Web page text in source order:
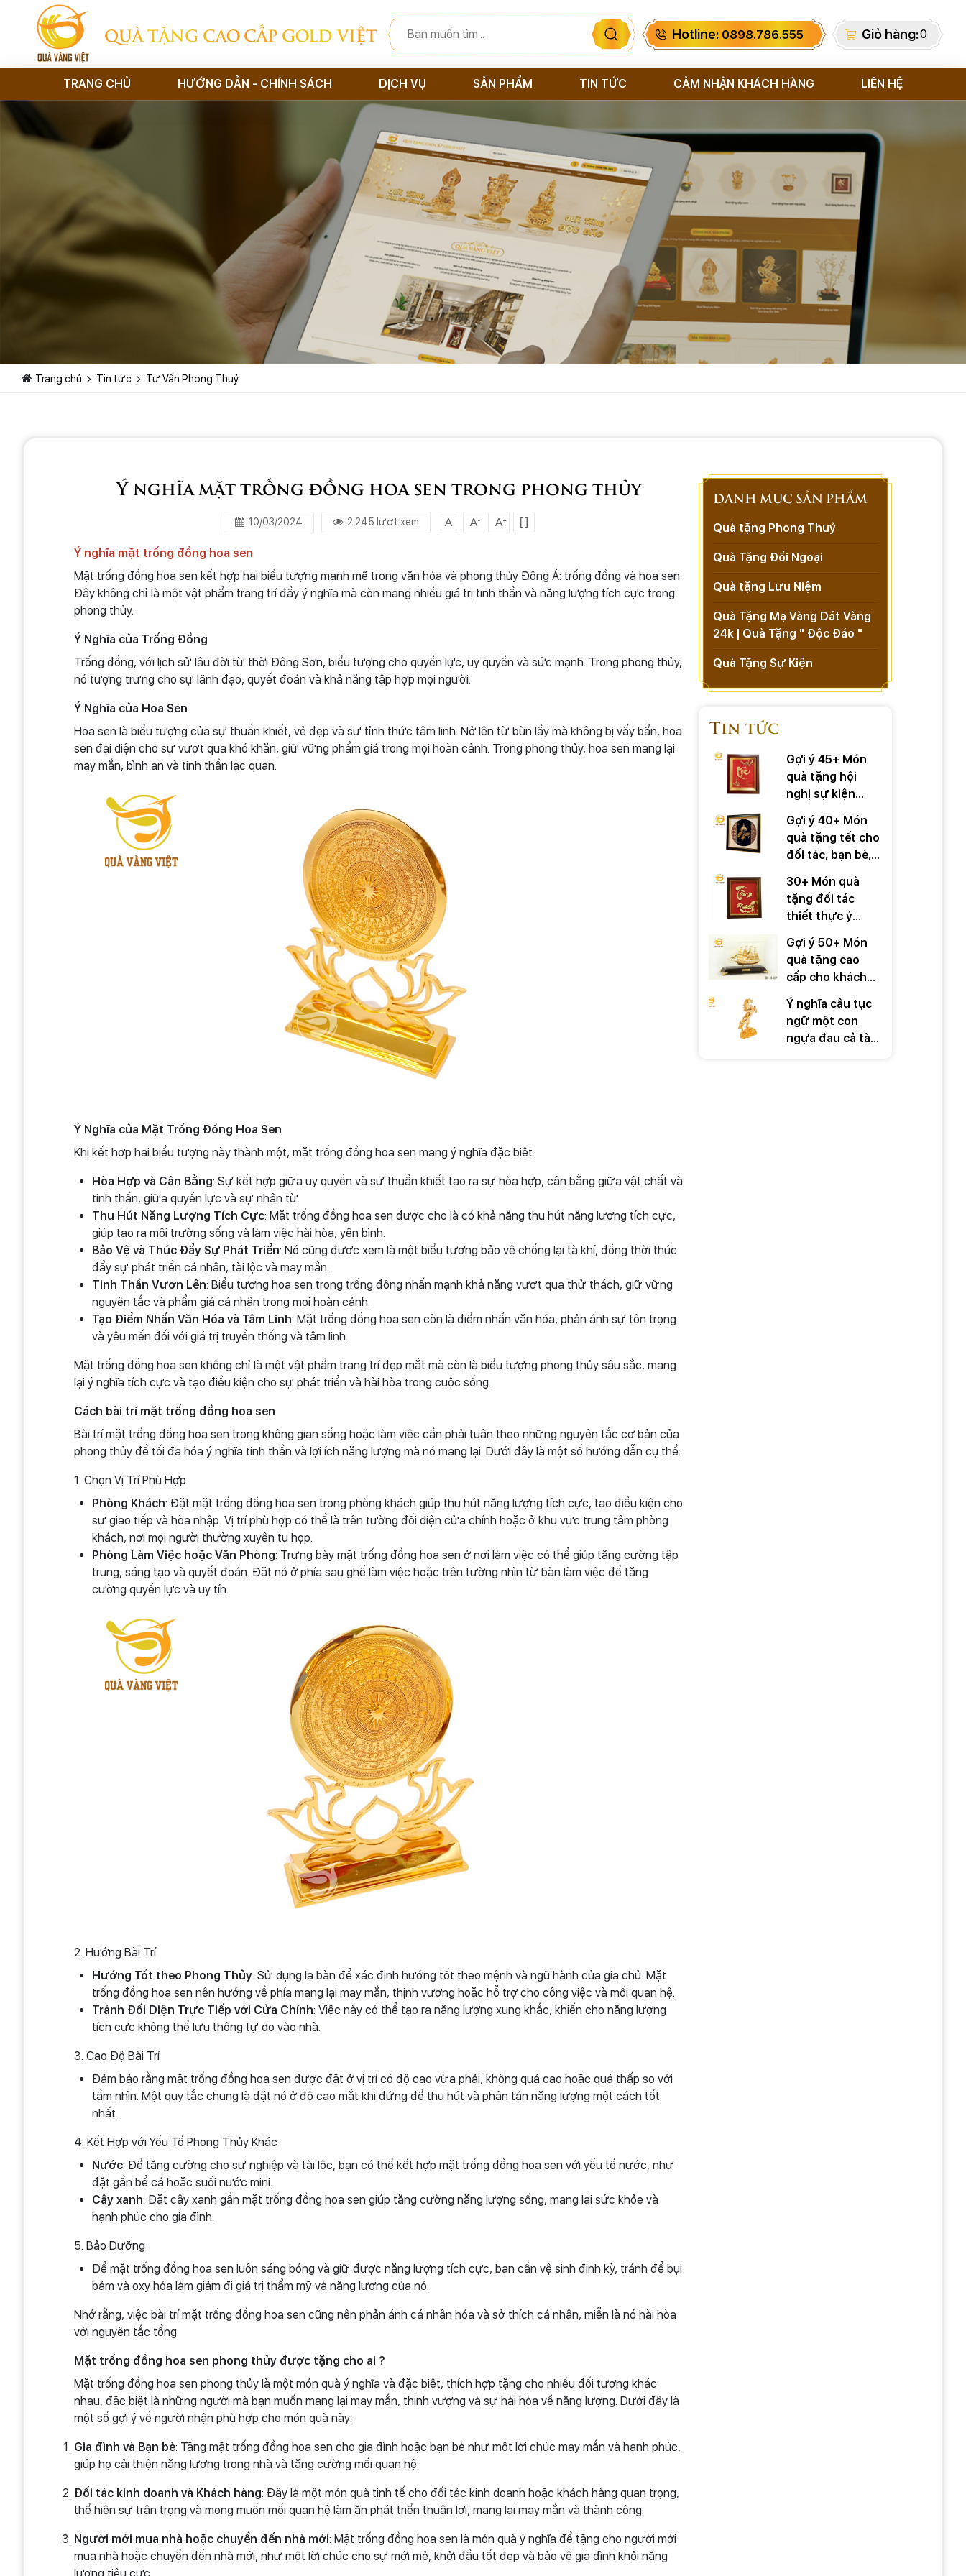
QUÀ TẶNG CAO CẤP GOLD VIỆT Hotline: 0898.786.555 Giỏ hàng:0
TRANG CHỦ HƯỚNG DẪN - CHÍNH SÁCH DỊCH VỤ SẢN PHẨM TIN TỨC CẢM NHẬN KHÁCH HÀNG LIÊN HỆ
Trang chủ Tin tức Tư Vấn Phong Thuỷ
Ý nghĩa mặt trống đồng hoa sen trong phong thủy
10/03/2024 2.245 lượt xem
Ý nghĩa mặt trống đồng hoa sen
Mặt trống đồng hoa sen kết hợp hai biểu tượng mạnh mẽ trong văn hóa và phong thủy Đông Á: trống đồng và hoa sen.
Đây không chỉ là một vật phẩm trang trí đầy ý nghĩa mà còn mang nhiều giá trị tinh thần và năng lượng tích cực trong
phong thủy.
Ý Nghĩa của Trống Đồng
Trống đồng, với lịch sử lâu đời từ thời Đông Sơn, biểu tượng cho quyền lực, uy quyền và sức mạnh. Trong phong thủy,
nó tượng trưng cho sự lãnh đạo, quyết đoán và khả năng tập hợp mọi người.
Ý Nghĩa của Hoa Sen
Hoa sen là biểu tượng của sự thuần khiết, vẻ đẹp và sự tỉnh thức tâm linh. Nở lên từ bùn lầy mà không bị vấy bẩn, hoa
sen đại diện cho sự vượt qua khó khăn, giữ vững phẩm giá trong mọi hoàn cảnh. Trong phong thủy, hoa sen mang lại
may mắn, bình an và tinh thần lạc quan.
Ý Nghĩa của Mặt Trống Đồng Hoa Sen
Khi kết hợp hai biểu tượng này thành một, mặt trống đồng hoa sen mang ý nghĩa đặc biệt:
Hòa Hợp và Cân Bằng: Sự kết hợp giữa uy quyền và sự thuần khiết tạo ra sự hòa hợp, cân bằng giữa vật chất và
tinh thần, giữa quyền lực và sự nhân từ.
Thu Hút Năng Lượng Tích Cực: Mặt trống đồng hoa sen được cho là có khả năng thu hút năng lượng tích cực,
giúp tạo ra môi trường sống và làm việc hài hòa, yên bình.
Bảo Vệ và Thúc Đẩy Sự Phát Triển: Nó cũng được xem là một biểu tượng bảo vệ chống lại tà khí, đồng thời thúc
đẩy sự phát triển cá nhân, tài lộc và may mắn.
Tinh Thần Vươn Lên: Biểu tượng hoa sen trong trống đồng nhấn mạnh khả năng vượt qua thử thách, giữ vững
nguyên tắc và phẩm giá cá nhân trong mọi hoàn cảnh.
Tạo Điểm Nhấn Văn Hóa và Tâm Linh: Mặt trống đồng hoa sen còn là điểm nhấn văn hóa, phản ánh sự tôn trọng
và yêu mến đối với giá trị truyền thống và tâm linh.
Mặt trống đồng hoa sen không chỉ là một vật phẩm trang trí đẹp mắt mà còn là biểu tượng phong thủy sâu sắc, mang
lại ý nghĩa tích cực và tạo điều kiện cho sự phát triển và hài hòa trong cuộc sống.
Cách bài trí mặt trống đồng hoa sen
Bài trí mặt trống đồng hoa sen trong không gian sống hoặc làm việc cần phải tuân theo những nguyên tắc cơ bản của
phong thủy để tối đa hóa ý nghĩa tinh thần và lợi ích năng lượng mà nó mang lại. Dưới đây là một số hướng dẫn cụ thể:
1. Chọn Vị Trí Phù Hợp
Phòng Khách: Đặt mặt trống đồng hoa sen trong phòng khách giúp thu hút năng lượng tích cực, tạo điều kiện cho
sự giao tiếp và hòa nhập. Vị trí phù hợp có thể là trên tường đối diện cửa chính hoặc ở khu vực trung tâm phòng
khách, nơi mọi người thường xuyên tụ họp.
Phòng Làm Việc hoặc Văn Phòng: Trưng bày mặt trống đồng hoa sen ở nơi làm việc có thể giúp tăng cường tập
trung, sáng tạo và quyết đoán. Đặt nó ở phía sau ghế làm việc hoặc trên tường nhìn từ bàn làm việc để tăng
cường quyền lực và uy tín.
2. Hướng Bài Trí
Hướng Tốt theo Phong Thủy: Sử dụng la bàn để xác định hướng tốt theo mệnh và ngũ hành của gia chủ. Mặt
trống đồng hoa sen nên hướng về phía mang lại may mắn, thịnh vượng hoặc hỗ trợ cho công việc và mối quan hệ.
Tránh Đối Diện Trực Tiếp với Cửa Chính: Việc này có thể tạo ra năng lượng xung khắc, khiến cho năng lượng
tích cực không thể lưu thông tự do vào nhà.
3. Cao Độ Bài Trí
Đảm bảo rằng mặt trống đồng hoa sen được đặt ở vị trí có độ cao vừa phải, không quá cao hoặc quá thấp so với
tầm nhìn. Một quy tắc chung là đặt nó ở độ cao mắt khi đứng để thu hút và phân tán năng lượng một cách tốt
nhất.
4. Kết Hợp với Yếu Tố Phong Thủy Khác
Nước: Để tăng cường cho sự nghiệp và tài lộc, bạn có thể kết hợp mặt trống đồng hoa sen với yếu tố nước, như
đặt gần bể cá hoặc suối nước mini.
Cây xanh: Đặt cây xanh gần mặt trống đồng hoa sen giúp tăng cường năng lượng sống, mang lại sức khỏe và
hạnh phúc cho gia đình.
5. Bảo Dưỡng
Để mặt trống đồng hoa sen luôn sáng bóng và giữ được năng lượng tích cực, bạn cần vệ sinh định kỳ, tránh để bụi
bám và oxy hóa làm giảm đi giá trị thẩm mỹ và năng lượng của nó.
Nhớ rằng, việc bài trí mặt trống đồng hoa sen cũng nên phản ánh cá nhân hóa và sở thích cá nhân, miễn là nó hài hòa
với nguyên tắc tổng
Mặt trống đồng hoa sen phong thủy được tặng cho ai ?
Mặt trống đồng hoa sen phong thủy là một món quà ý nghĩa và đặc biệt, thích hợp tặng cho nhiều đối tượng khác
nhau, đặc biệt là những người mà bạn muốn mang lại may mắn, thịnh vượng và sự hài hòa về năng lượng. Dưới đây là
một số gợi ý về người nhận phù hợp cho món quà này:
Gia đình và Bạn bè: Tặng mặt trống đồng hoa sen cho gia đình hoặc bạn bè như một lời chúc may mắn và hạnh phúc,
giúp họ cải thiện năng lượng trong nhà và tăng cường mối quan hệ.
Đối tác kinh doanh và Khách hàng: Đây là một món quà tinh tế cho đối tác kinh doanh hoặc khách hàng quan trọng,
thể hiện sự trân trọng và mong muốn mối quan hệ làm ăn phát triển thuận lợi, mang lại may mắn và thành công.
Người mới mua nhà hoặc chuyển đến nhà mới: Mặt trống đồng hoa sen là món quà ý nghĩa để tặng cho người mới
mua nhà hoặc chuyển đến nhà mới, như một lời chúc cho sự mới mẻ, khởi đầu tốt đẹp và bảo vệ gia đình khỏi năng
DANH MỤC SẢN PHẨM
Quà tặng Phong Thuỷ
Quà Tặng Đối Ngoại
Quà tặng Lưu Niệm
Quà Tặng Mạ Vàng Dát Vàng
24k | Quà Tặng " Độc Đáo "
Quà Tặng Sự Kiện
Tin tức
Gợi ý 45+ Món
quà tặng hội
nghị sự kiện
Gợi ý 40+ Món
quà tặng tết cho
đối tác, bạn bè,
30+ Món quà
tặng đối tác
thiết thực ý
Gợi ý 50+ Món
quà tặng cao
cấp cho khách
hàng ý nghĩa
trong những dịp
đặc biệt
Ý nghĩa câu tục
ngữ một con
ngựa đau cả tàu